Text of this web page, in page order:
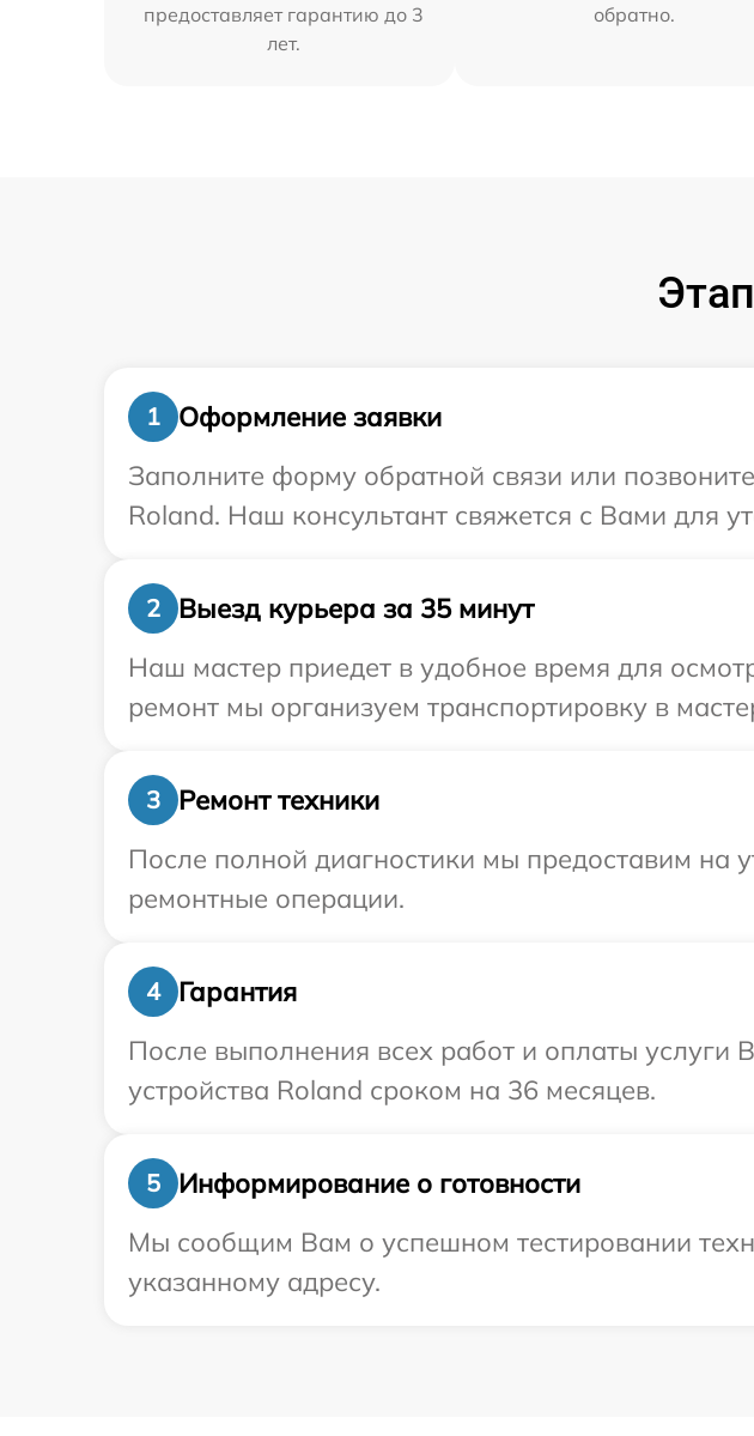
предоставляет гарантию до 3
лет.
обратно.
1
Оформление заявки
Заполните форму обратной связи или
Roland. Наш консультант свяжется с Вами для
2
Выезд курьера за 35 минут
Наш мастер приедет в удобное время для
ремонт мы организуем транспортировку в
3
Ремонт техники
После полной диагностики мы предоставим на
ремонтные операции.
4
Гарантия
После выполнения всех работ и оплаты
устройства Roland сроком на 36 месяцев.
5
Информирование о готовности
Мы сообщим Вам о успешном тестировании
указанному адресу.